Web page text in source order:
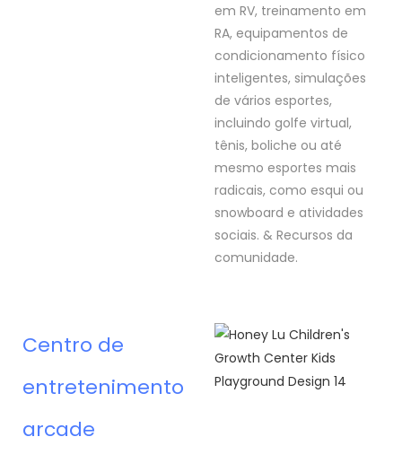
em RV, treinamento em
RA, equipamentos de
condicionamento físico
inteligentes, simulações
de vários esportes,
incluindo golfe virtual,
tênis, boliche ou até
mesmo esportes mais
radicais, como esqui ou
snowboard e atividades
sociais. & Recursos da
comunidade.
Centro de
entretenimento
arcade